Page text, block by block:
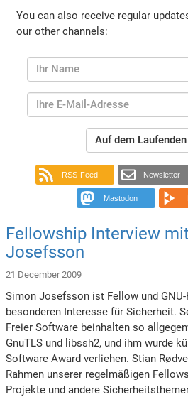
You can also receive regular
our other channels:
Auf dem
RSS-Feed Newsletter
Mastodon
Fellowship Interview
Josefsson
21 December 2009
Simon Josefsson ist Fellow und
besonderen Interesse für Sicherheit.
Freier Software beinhalten so
GnuTLS und libssh2, und ihm wurde
Software Award verliehen. Stian
Rahmen unserer regelmäßigen
Projekte und andere